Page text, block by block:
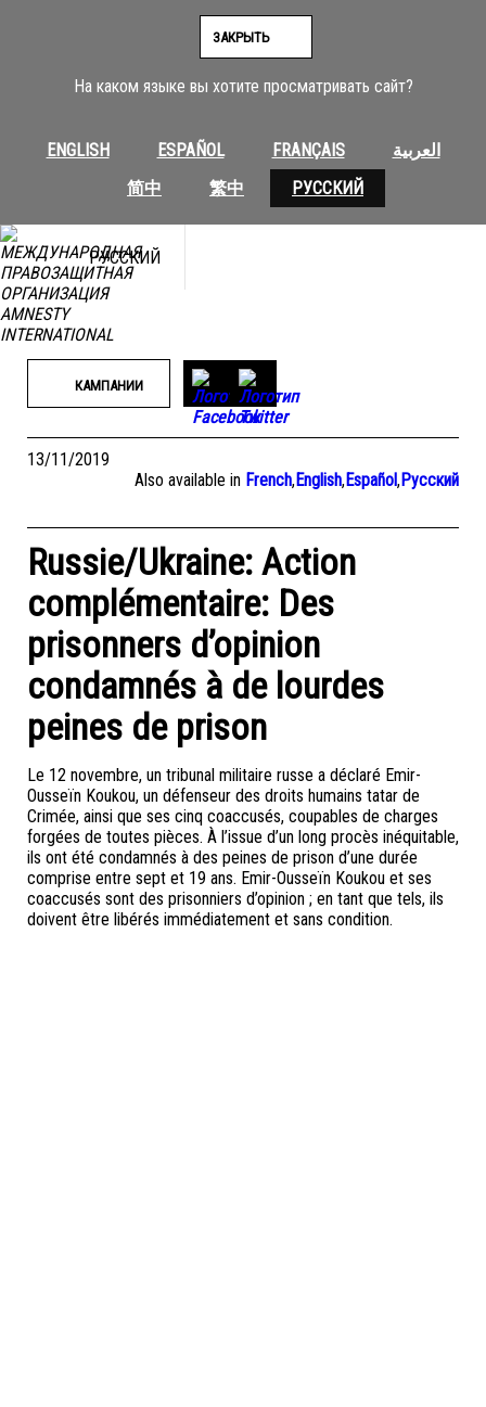
На каком языке вы хотите просматривать сайт?
ENGLISH ESPAÑOL FRANÇAIS
العربية
简中
繁中 РУССКИЙ
ЗАКРЫТЬ
РУССКИЙ
КАМПАНИИ
13/11/2019
Also available in French,English,Español,Русский
Russie/Ukraine: Action
complémentaire: Des
prisonners d’opinion
condamnés à de lourdes
peines de prison
Le 12 novembre, un tribunal militaire russe a déclaré Emir-
Ousseïn Koukou, un défenseur des droits humains tatar de
Crimée, ainsi que ses cinq coaccusés, coupables de charges
forgées de toutes pièces. À l’issue d’un long procès inéquitable,
ils ont été condamnés à des peines de prison d’une durée
comprise entre sept et 19 ans. Emir-Ousseïn Koukou et ses
coaccusés sont des prisonniers d’opinion ; en tant que tels, ils
doivent être libérés immédiatement et sans condition.